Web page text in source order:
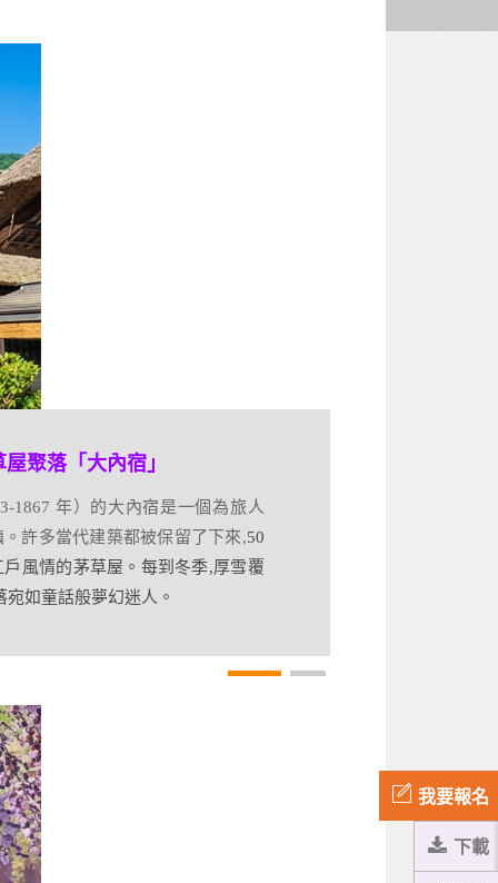
我要報名
下載
津地區,全長約 57.4 公里,沿途風景
特色車站,有日本唯一茅草屋頂的
及超萌的蘆之牧溫泉貓站長.
聚落「大內宿」
1867 年）的大內宿是一個為旅人
許多當代建築都被保留了下來,50
風情的茅草屋。每到冬季,厚雪覆
如童話般夢幻迷人。